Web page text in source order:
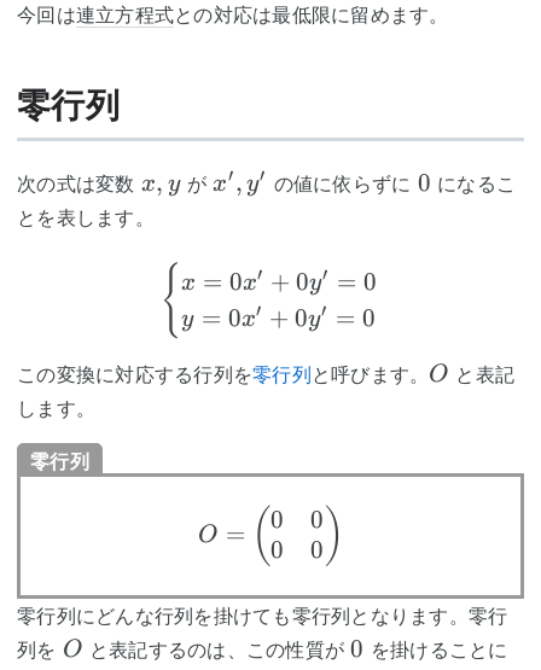
今回は連立方程式との対応は最低限に留めます。
零行列
次の式は変数 x,y
x, yがx',y'
x′, y′ の値に依らずに 0
0 になるこ
とを表します。
\begin{cases}
{ x = 0x′ + 0y′ = 0
y = 0x′ + 0y′ = 0
この変換に対応する行列を零行列と呼びます。 O
O と表記
します。
零行列
O = ( 0
0
0
0 )
零行列にどんな行列を掛けても零行列となります。零行
列を O
O と表記するのは、この性質が0
0 を掛けることに